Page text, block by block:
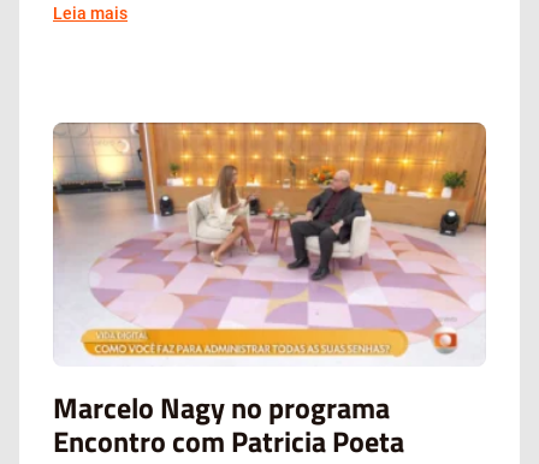
Leia mais
Marcelo Nagy no programa
Encontro com Patricia Poeta